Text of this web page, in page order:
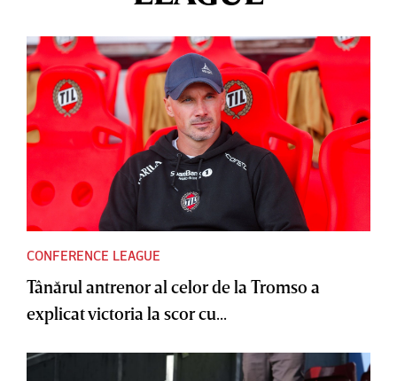
CONFERENCE LEAGUE
Tânărul antrenor al celor de la Tromso a
explicat victoria la scor cu...